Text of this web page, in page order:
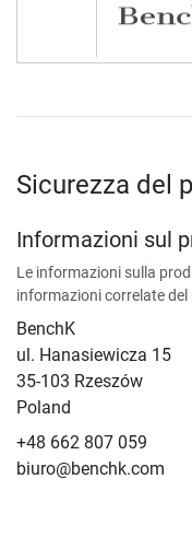
Sicurezza del
Informazioni sul
Le informazioni sulla
informazioni correlate
BenchK
ul. Hanasiewicza 15
35-103 Rzeszów
Poland
+48 662 807 059
biuro@benchk.com